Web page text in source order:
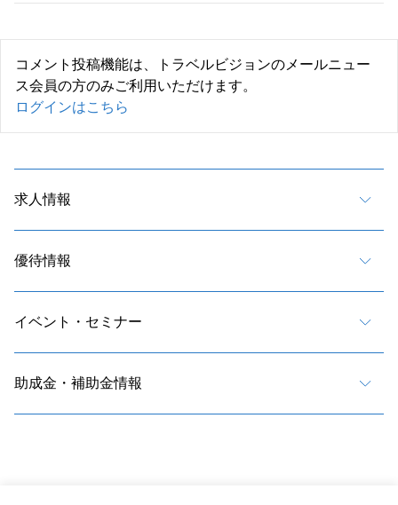
コメント投稿機能は、トラベルビジョンのメールニュー
ス会員の方のみご利用いただけます。
ログインはこちら
求人情報
優待情報
イベント・セミナー
助成金・補助金情報